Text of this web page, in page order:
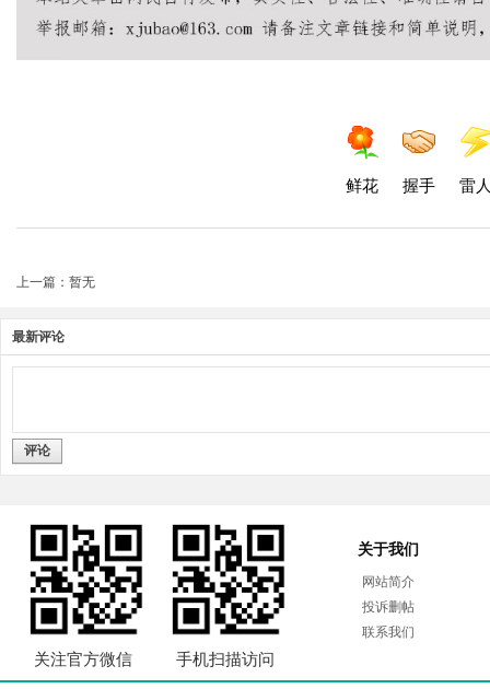
鲜花 握手 雷
上一篇：暂无
最新评论
评论
关注官方微信 手机扫描访问
关于我们
网站简介
投诉删帖
联系我们